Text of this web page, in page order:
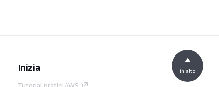
Inizia
Tutorial pratici AWS
in alto